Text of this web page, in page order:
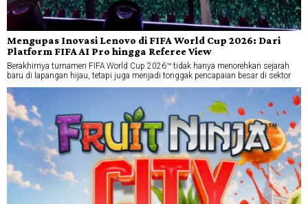
Mengupas Inovasi Lenovo di FIFA World Cup 2026: Dari
Platform FIFA AI Pro hingga Referee View
Berakhirnya turnamen FIFA World Cup 2026™ tidak hanya menorehkan sejarah
baru di lapangan hijau, tetapi juga menjadi tonggak pencapaian besar di sektor